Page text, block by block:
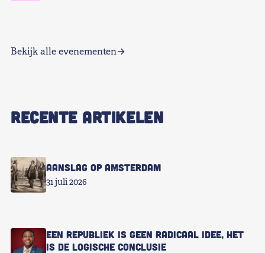
Bekijk alle evenementen
RECENTE ARTIKELEN
Aanslag op Amsterdam
31 juli 2026
Een republiek is geen radicaal idee, het
is de logische conclusie